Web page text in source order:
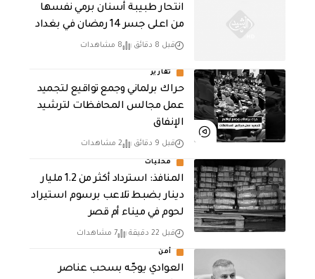
انتحار طبيبة أسنان برمي نفسها
من اعلى جسر 14 رمضان في بغداد
قبل 8 دقائق 8 مشاهدات
تقارير
حراك برلماني وجمع تواقيع لتجميد
عمل مجالس المحافظات لترشيد
الإنفاق
قبل 9 دقائق 2 مشاهدات
محليات
المنافذ: استرداد أكثر من 1.2 مليار
دينار بضبط تلاعب برسوم استيراد
لحوم في ميناء أم قصر
قبل 22 دقيقة 7 مشاهدات
أمن
العوادي يوجّه بسحب عناصر